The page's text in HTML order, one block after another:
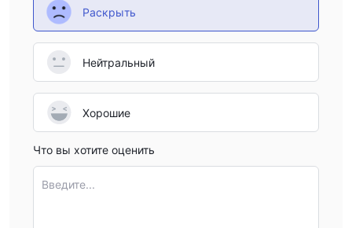
Раскрыть
Нейтральный
Хорошие
Что вы хотите оценить
Введите...